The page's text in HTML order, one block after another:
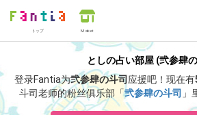
トップ Market
としの占い部屋 (弐参肆
登录Fantia为弐参肆の斗司 应援吧！ 现在有
斗司老师的粉丝俱乐部「弐参肆の斗司 」
事・学習運】12星座別 運勢アップの秘